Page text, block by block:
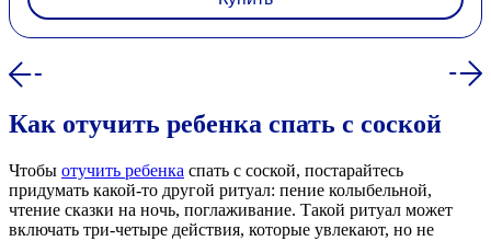
Как отучить ребенка спать с соской
Чтобы отучить ребенка спать с соской, постарайтесь
придумать какой-то другой ритуал: пение колыбельной,
чтение сказки на ночь, поглаживание. Такой ритуал может
включать три-четыре действия, которые увлекают, но не